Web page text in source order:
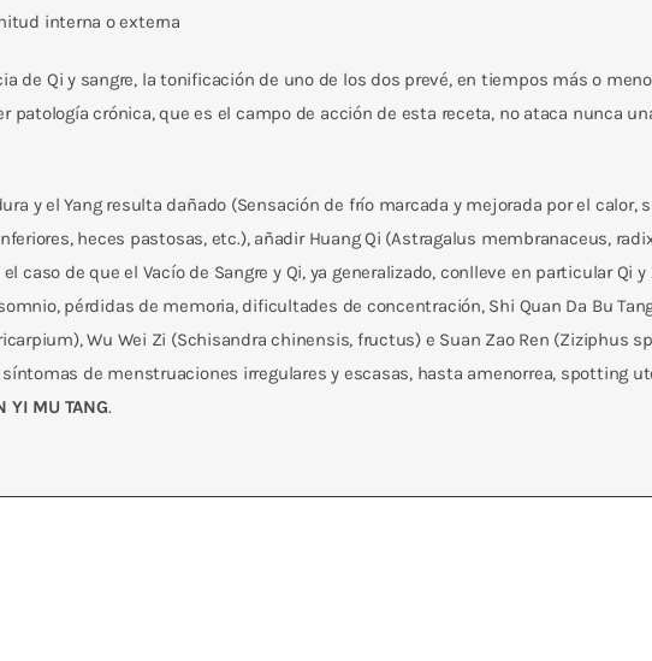
interna o externa
de Qi y sangre, la tonificación de uno de los dos prevé, en tiempos más o
patología crónica, que es el campo de acción de esta receta, no ataca nunca
y el Yang resulta dañado (Sensación de frío marcada y mejorada por el
heces pastosas, etc.), añadir Huang Qi (Astragalus membranaceus,
el caso de que el Vacío de Sangre y Qi, ya generalizado, conlleve en particular Qi
pérdidas de memoria, dificultades de concentración, Shi Quan Da Bu
Wu Wei Zi (Schisandra chinensis, fructus) e Suan Zao Ren (Ziziphus
de menstruaciones irregulares y escasas, hasta amenorrea, spotting
YI MU TANG.